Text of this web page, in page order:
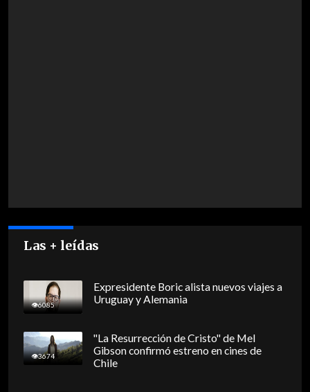
Las + leídas
6085
Expresidente Boric alista nuevos viajes a
Uruguay y Alemania
3674
"La Resurrección de Cristo" de Mel
Gibson confirmó estreno en cines de
Chile